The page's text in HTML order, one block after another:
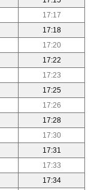
17:17
17:18
17:20
17:22
17:23
17:25
17:26
17:28
17:30
17:31
17:33
17:34